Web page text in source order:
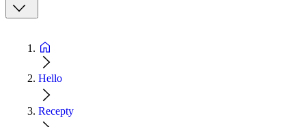
Hello
Recepty